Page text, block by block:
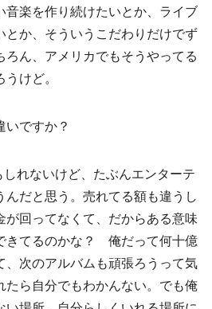
音楽を作り続けたいとか、ライブ
とか、そういうこだわりだけでず
ろん、アメリカでもそうやってる
けど。
ですか？
れないけど、たぶんエンターテ
だと思う。売れてる額も違うし
が回ってなくて、だからある意味
きてるのかな？ 俺だって何十億
、次のアルバムも頑張ろうって気
たら自分でもわかんない。でも俺